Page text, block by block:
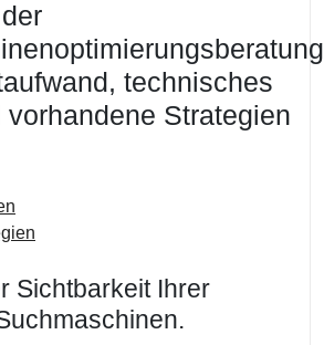
technisches
Strategien
Sichtbarkeit Ihrer